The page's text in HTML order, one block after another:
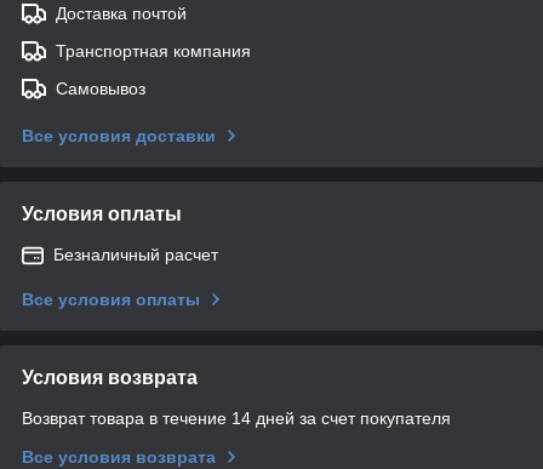
Доставка почтой
Транспортная компания
Самовывоз
Все условия доставки
Условия оплаты
Безналичный расчет
Все условия оплаты
Условия возврата
Возврат товара в течение 14 дней за счет покупателя
Все условия возврата